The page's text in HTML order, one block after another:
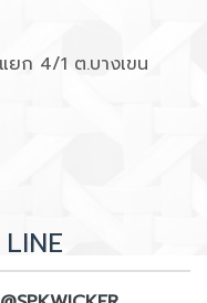
ยก 4/1 ต.บางเขน